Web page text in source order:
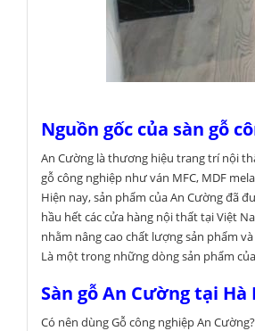
Nguồn gốc của sàn gỗ
An Cường là thương hiệu trang trí nội
gỗ công nghiệp như ván MFC, MDF
Hiện nay, sản phẩm của An Cường đã
hầu hết các cửa hàng nội thất tại Việt
nhằm nâng cao chất lượng sản phẩm
Là một trong những dòng sản phẩm
Sàn gỗ An Cường tại
Có nên dùng Gỗ công nghiệp An